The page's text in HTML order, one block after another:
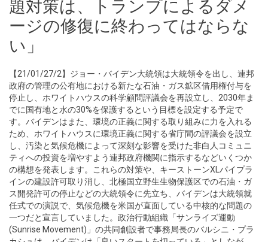
題対策は、トランプによるダメ
ージの修復に終わってはならな
い」
【21/01/27/2】ジョー・バイデン大統領は大統領令を出し、連邦
政府の管理の公有地における新たな石油・ガス鉱区借用権付与を
停止し、ホワイトハウスの科学顧問評議会を再設立し、2030年ま
でに国有地と水の30%を保護するという目標を設定する予定で
す。バイデンはまた、環境の正義に関する取り組みに力を入れる
ため、ホワイトハウスに環境正義に関する省庁間の評議会を設立
し、汚染と気候危機によって深刻な影響を受けた非白人コミュニ
ティへの投資を増やすよう連邦政府機関に指示するなどいくつか
の構想を発表します。これらの対策や、キーストーンXLパイプラ
インの建設許可取り消し、北極国立野生生物保護区での石油・ガ
ス開発許可の停止などの大統領令に先立ち、バイデンは大統領就
任式での演説で、気候危機を米国が直面している中核的な問題の
一つだと宣言していました。政治行動組織「サンライズ運動
(Sunrise Movement)」の共同創設者で事務局長のバルシニ・プラ